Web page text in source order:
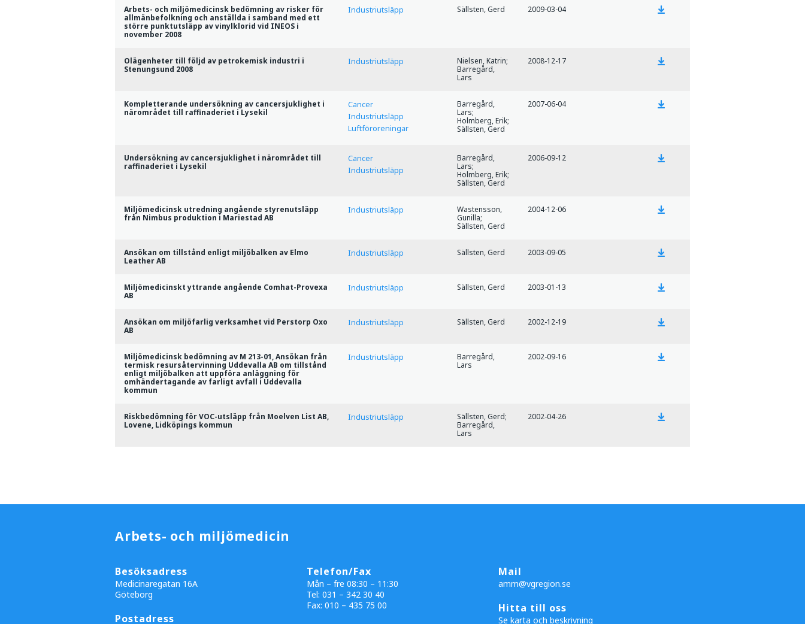
Arbets- och miljömedicinsk bedömning av risker för
allmänbefolkning och anställda i samband med ett
större punktutsläpp av vinylklorid vid INEOS i
november 2008
Industriutsläpp Sällsten, Gerd 2009-03-04
Olägenheter till följd av petrokemisk industri i
Stenungsund 2008
Industriutsläpp
Nielsen, Katrin;
Barregård,
Lars
2008-12-17
Kompletterande undersökning av cancersjuklighet i
närområdet till raffinaderiet i Lysekil
Cancer
Industriutsläpp
Luftföroreningar
Barregård,
Lars;
Holmberg, Erik;
Sällsten, Gerd
2007-06-04
Undersökning av cancersjuklighet i närområdet till
raffinaderiet i Lysekil
Cancer
Industriutsläpp
Barregård,
Lars;
Holmberg, Erik;
Sällsten, Gerd
2006-09-12
Miljömedicinsk utredning angående styrenutsläpp
från Nimbus produktion i Mariestad AB
Industriutsläpp
Wastensson,
Gunilla;
Sällsten, Gerd
2004-12-06
Ansökan om tillstånd enligt miljöbalken av Elmo
Leather AB
Industriutsläpp Sällsten, Gerd 2003-09-05
Miljömedicinskt yttrande angående Comhat-Provexa
AB
Industriutsläpp Sällsten, Gerd 2003-01-13
Ansökan om miljöfarlig verksamhet vid Perstorp Oxo
AB
Industriutsläpp Sällsten, Gerd 2002-12-19
Miljömedicinsk bedömning av M 213-01, Ansökan från
termisk resursåtervinning Uddevalla AB om tillstånd
enligt miljöbalken att uppföra anläggning för
omhändertagande av farligt avfall i Uddevalla
kommun
Industriutsläpp
Barregård,
Lars
2002-09-16
Riskbedömning för VOC-utsläpp från Moelven List AB,
Lovene, Lidköpings kommun
Industriutsläpp
Sällsten, Gerd;
Barregård,
Lars
2002-04-26
Arbets- och miljömedicin
Besöksadress
Medicinaregatan 16A
Göteborg
Postadress
Telefon/Fax
Mån – fre 08:30 – 11:30
Tel: 031 – 342 30 40
Fax: 010 – 435 75 00
Mail
amm@vgregion.se
Hitta till oss
Se karta och beskrivning